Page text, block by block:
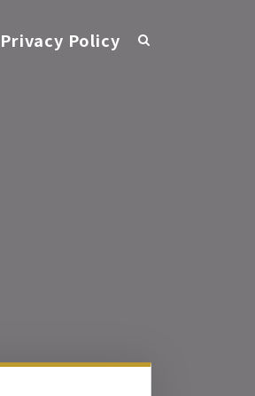
Privacy Policy